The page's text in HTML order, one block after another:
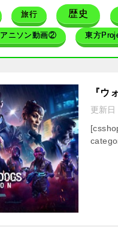
旅行 歴史
アニソン動画② 東方
『ウ
更新日